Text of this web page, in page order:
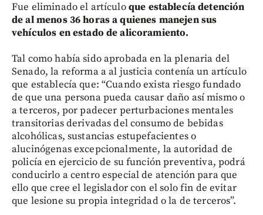
Fue eliminado el artículoque establecía detención
de al menos 36 horas a quienes manejen sus
vehículos en estado de alicoramiento.
Tal como había sido aprobada en la plenaria del
Senado, la reforma a al justicia contenía un artículo
que establecía que: “Cuando exista riesgo fundado
de que una persona pueda causar daño así mismo o
a terceros, por padecer perturbaciones mentales
transitorias derivadas del consumo de bebidas
alcohólicas, sustancias estupefacientes o
alucinógenas excepcionalmente, la autoridad de
policía en ejercicio de su función preventiva, podrá
conducirlo a centro especial de atención para que
ello que cree el legislador con el solo fin de evitar
que lesione su propia integridad o la de terceros”.